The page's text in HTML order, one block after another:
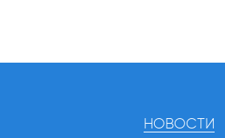
НОВОСТИ